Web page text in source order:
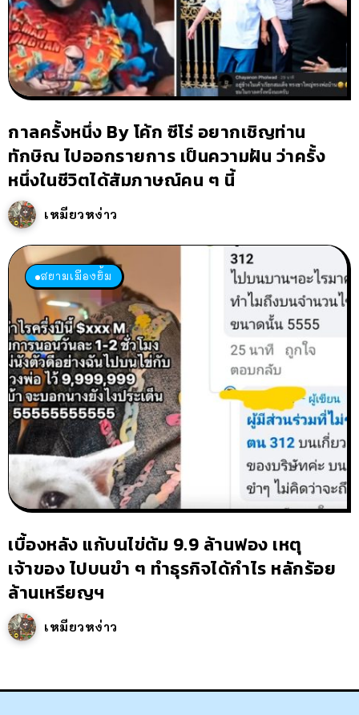
กาลครั้งหนึ่ง By โค้ก ซีโร่ อยากเชิญท่าน
ทักษิณ ไปออกรายการ เป็นความฝัน ว่าครั้ง
หนึ่งในชีวิตได้สัมภาษณ์คน ๆ นี้
เหมียวหง่าว
สยามเมืองยิ้ม
เบื้องหลัง แก้บนไข่ต้ม 9.9 ล้านฟอง เหตุ
เจ้าของ ไปบนขำ ๆ ทำธุรกิจได้กำไร หลักร้อย
ล้านเหรียญฯ
เหมียวหง่าว